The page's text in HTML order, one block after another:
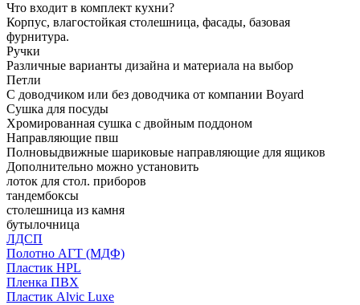
Что входит в комплект кухни?
Корпус, влагостойкая столешница, фасады, базовая
фурнитура.
Ручки
Различные варианты дизайна и материала на выбор
Петли
С доводчиком или без доводчика от компании Boyard
Сушка для посуды
Хромированная сушка с двойным поддоном
Направляющие пвш
Полновыдвижные шариковые направляющие для ящиков
Дополнительно можно установить
лоток для стол. приборов
тандембоксы
столешница из камня
бутылочница
ЛДСП
Полотно АГТ (МДФ)
Пластик HPL
Пленка ПВХ
Пластик Alvic Luxe